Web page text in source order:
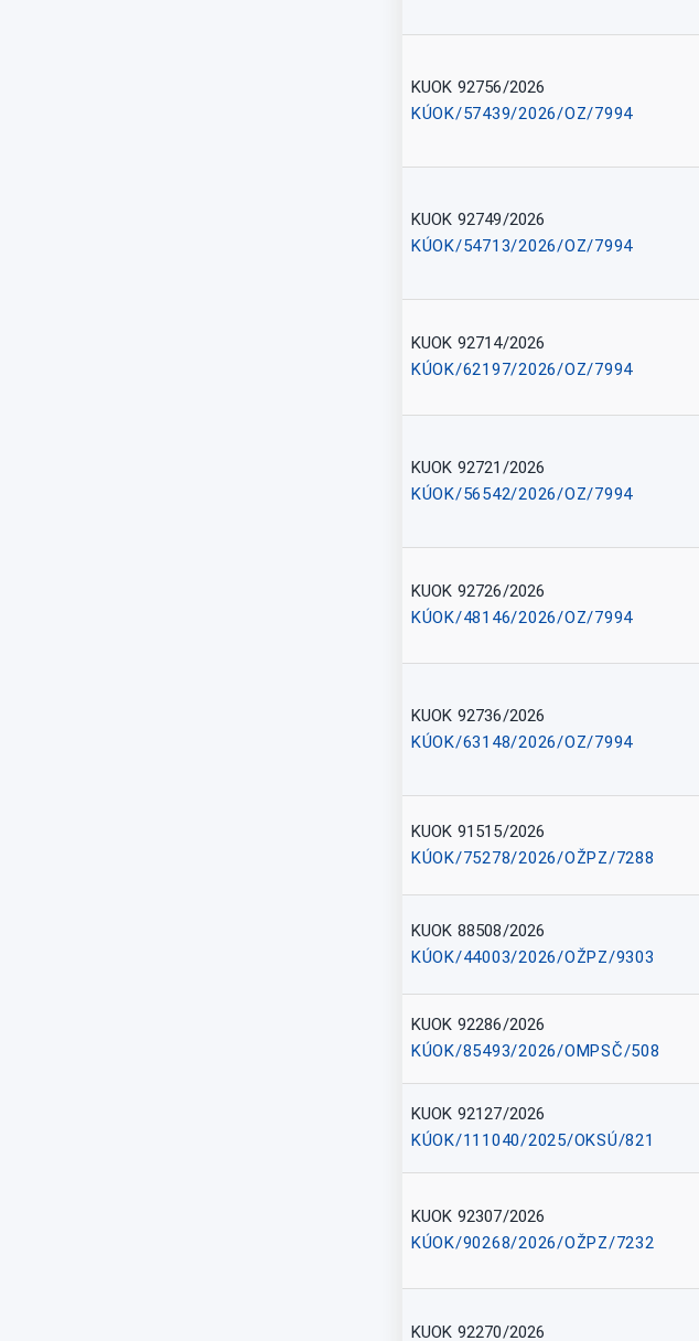
KUOK 92756/2026
KÚOK/57439/2026/OZ/7994
KUOK 92749/2026
KÚOK/54713/2026/OZ/7994
KUOK 92714/2026
KÚOK/62197/2026/OZ/7994
KUOK 92721/2026
KÚOK/56542/2026/OZ/7994
KUOK 92726/2026
KÚOK/48146/2026/OZ/7994
KUOK 92736/2026
KÚOK/63148/2026/OZ/7994
KUOK 91515/2026
KÚOK/75278/2026/OŽPZ/7288
KUOK 88508/2026
KÚOK/44003/2026/OŽPZ/9303
KUOK 92286/2026
KÚOK/85493/2026/OMPSČ/508
KUOK 92127/2026
KÚOK/111040/2025/OKSÚ/821
KUOK 92307/2026
KÚOK/90268/2026/OŽPZ/7232
KUOK 92270/2026